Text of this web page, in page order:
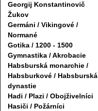
Georgij Konstantinovič
Žukov
Germáni / Vikingové /
Normané
Gotika / 1200 - 1500
Gymnastika / Akrobacie
Habsburská monarchie /
Habsburkové / Habsburská
dynastie
Hadi / Plazi / Obojživelníci
Hasiči / Požárníci